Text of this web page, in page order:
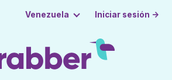
Venezuela Iniciar sesión →